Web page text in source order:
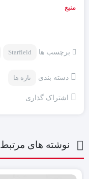
منبع
برچسب ها Starfield
دسته بندی تازه ها
اشتراک گذاری
نوشته های مرتبط